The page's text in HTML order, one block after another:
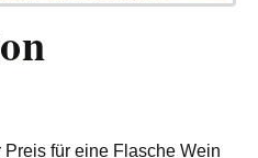
für eine Flasche Wein